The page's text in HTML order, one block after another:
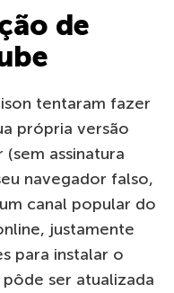
de
tentaram fazer
própria versão
assinatura
navegador falso,
canal popular do
justamente
para instalar o
ser atualizada